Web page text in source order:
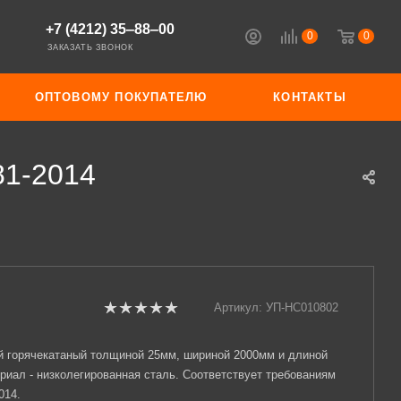
0 0
+7 (4212) 35‒88‒00
ЗАКАЗАТЬ ЗВОНОК
ОПТОВОМУ ПОКУПАТЕЛЮ КОНТАКТЫ
2014
Артикул: УП-НС010802
горячекатаный толщиной 25мм, шириной 2000мм и длиной
- низколегированная сталь. Соответствует требованиям